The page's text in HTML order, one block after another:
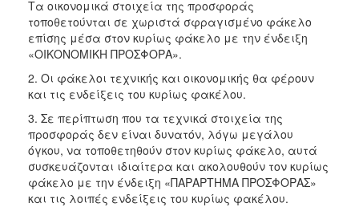
Τα οικονομικά στοιχεία της προσφοράς
τοποθετούνται σε χωριστά σφραγισμένο φάκελο
επίσης μέσα στον κυρίως φάκελο με την ένδειξη
«ΟΙΚΟΝΟΜΙΚΗ ΠΡΟΣΦΟΡΑ».
2. Οι φάκελοι τεχνικής και οικονομικής θα φέρουν
και τις ενδείξεις του κυρίως φακέλου.
3. Σε περίπτωση που τα τεχνικά στοιχεία της
προσφοράς δεν είναι δυνατόν, λόγω μεγάλου
όγκου, να τοποθετηθούν στον κυρίως φάκελο, αυτά
συσκευάζονται ιδιαίτερα και ακολουθούν τον κυρίως
φάκελο με την ένδειξη «ΠΑΡΑΡΤΗΜΑ ΠΡΟΣΦΟΡΑΣ»
και τις λοιπές ενδείξεις του κυρίως φακέλου.